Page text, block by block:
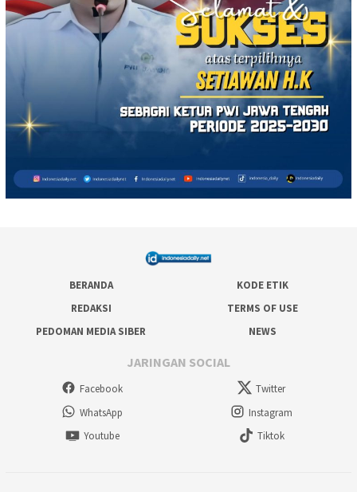
BERANDA
KODE ETIK
REDAKSI
TERMS OF USE
PEDOMAN MEDIA SIBER
NEWS
JARINGAN SOCIAL
Facebook
Twitter
WhatsApp
Instagram
Youtube
Tiktok